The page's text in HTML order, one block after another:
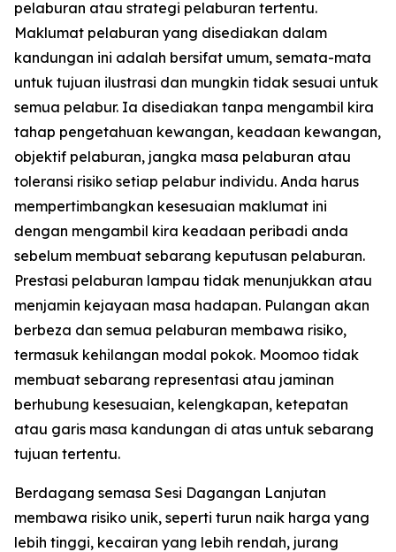
pelaburan atau strategi pelaburan tertentu.
Maklumat pelaburan yang disediakan dalam
kandungan ini adalah bersifat umum, semata-mata
untuk tujuan ilustrasi dan mungkin tidak sesuai untuk
semua pelabur. Ia disediakan tanpa mengambil kira
tahap pengetahuan kewangan, keadaan kewangan,
objektif pelaburan, jangka masa pelaburan atau
toleransi risiko setiap pelabur individu. Anda harus
mempertimbangkan kesesuaian maklumat ini
dengan mengambil kira keadaan peribadi anda
sebelum membuat sebarang keputusan pelaburan.
Prestasi pelaburan lampau tidak menunjukkan atau
menjamin kejayaan masa hadapan. Pulangan akan
berbeza dan semua pelaburan membawa risiko,
termasuk kehilangan modal pokok. Moomoo tidak
membuat sebarang representasi atau jaminan
berhubung kesesuaian, kelengkapan, ketepatan
atau garis masa kandungan di atas untuk sebarang
tujuan tertentu.
Berdagang semasa Sesi Dagangan Lanjutan
membawa risiko unik, seperti turun naik harga yang
lebih tinggi, kecairan yang lebih rendah, jurang